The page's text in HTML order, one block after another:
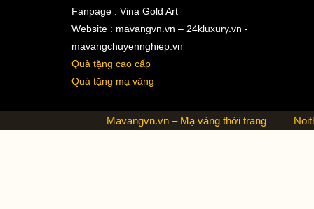
Fanpage : Vina Gold Art
Website : mavangvn.vn – 24kluxury.vn -
mavangchuyennghiep.vn
Quà tặng cao cấp
Quà tặng mạ vàng
Mavangvn.vn – Mạ vàng thời trang